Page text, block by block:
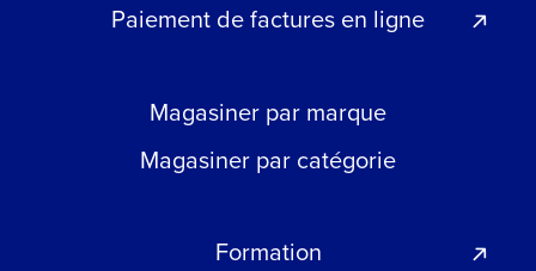
Paiement de factures en ligne
Magasiner par marque
Magasiner par catégorie
Formation